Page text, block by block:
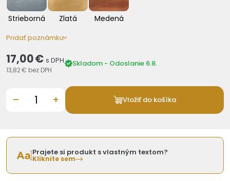
Strieborná Zlatá Medená
Pridať poznámku
17,00 € s DPH
13,82 € bez DPH
Skladom - Odoslanie 6.8.
– + Vložiť do košíka
Prajete si produkt s vlastným textom?
Kliknite sem